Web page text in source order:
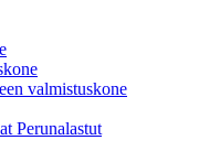
valmistuskone
Perunalastut